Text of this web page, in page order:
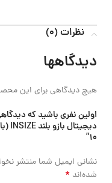
نظرات (0)
دیدگاهها
هیچ دیدگاهی برای این
اولین نفری باشید که
10”
نشانی ایمیل شما منتشر
شده‌اند *